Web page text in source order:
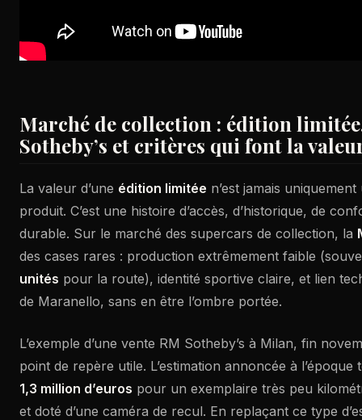
Marché de collection : édition
Sotheby’s et critères qui font la
La valeur d’une édition limitée n’est jamais
produit. C’est une histoire d’accès, d’historique, de
durable. Sur le marché des supercars de collection, la
des cases rares : production extrêmement faible
unités pour la route), identité sportive claire, et lien
de Maranello, sans en être l’ombre portée.
L’exemple d’une vente RM Sotheby’s à Milan, fin
point de repère utile. L’estimation annoncée à
1,3 million d’euros pour un exemplaire très peu
et doté d’une caméra de recul. En replaçant ce type